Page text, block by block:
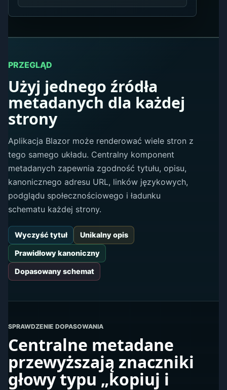
PRZEGLĄD
Użyj jednego źródła
metadanych dla każdej
strony
Aplikacja Blazor może renderować wiele stron z
tego samego układu. Centralny komponent
metadanych zapewnia zgodność tytułu, opisu,
kanonicznego adresu URL, linków językowych,
podglądu społecznościowego i ładunku
schematu każdej strony.
Wyczyść tytuł Unikalny opis
Prawidłowy kanoniczny
Dopasowany schemat
SPRAWDZENIE DOPASOWANIA
Centralne metadane
przewyższają znaczniki
głowy typu „kopiuj i